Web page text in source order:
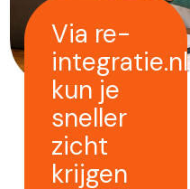
Via re-
integratie.nl
kun je
sneller
zicht
krijgen